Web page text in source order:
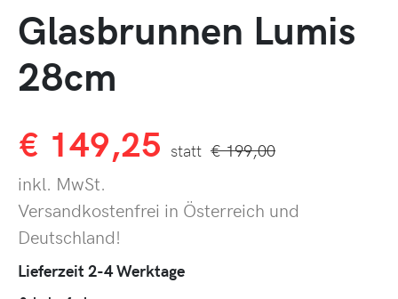
Glasbrunnen Lumis
28cm
€ 149,25 €199,00
inkl. MwSt.
Versandkostenfrei in Österreich und
Deutschland!
Lieferzeit 2-4 Werktage